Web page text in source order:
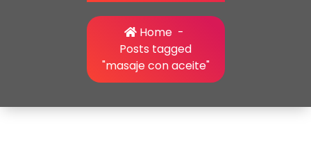
Home -
Posts tagged
"masaje con aceite"